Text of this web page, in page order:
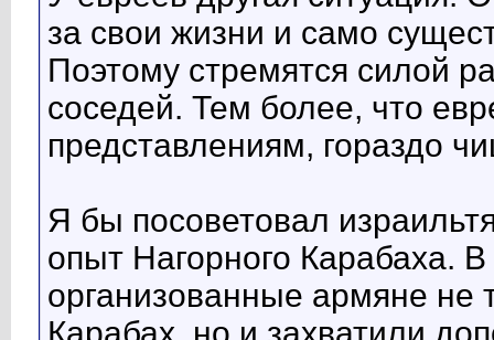
за свои жизни и само
Поэтому стремятся силой
соседей. Тем более, что
представлениям, гораздо
Я бы посоветовал
опыт Нагорного Карабаха.
организованные армяне не